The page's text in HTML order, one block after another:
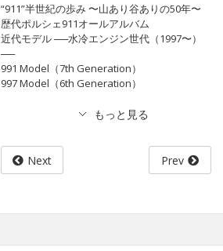
“911”半世紀の歩み 〜山あり谷ありの50年〜
歴代ポルシェ911オールアルバム
近代モデル ──水冷エンジン世代（1997〜）
──
991 Model（7th Generation）
997 Model（6th Generation）
Next Prev